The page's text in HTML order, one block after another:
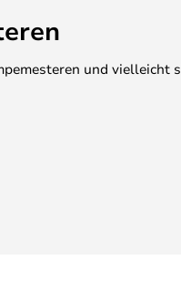
und vielleicht